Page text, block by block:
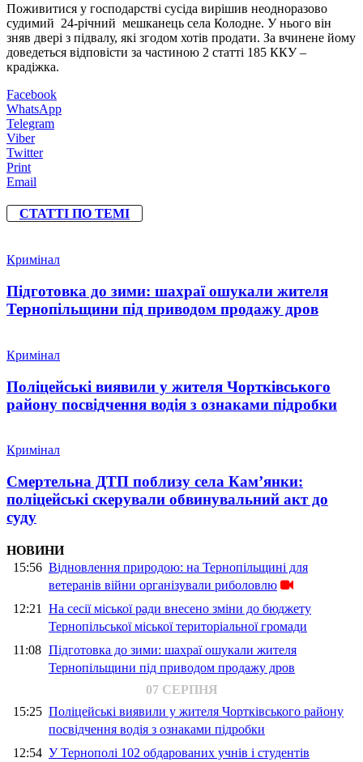
Поживитися у господарстві сусіда вирішив неодноразово
судимий 24-річний мешканець села Колодне. У нього він
зняв двері з підвалу, які згодом хотів продати. За вчинене йому
доведеться відповісти за частиною 2 статті 185 ККУ –
крадіжка.
Facebook
WhatsApp
Telegram
Viber
Twitter
Print
Email
СТАТТІ ПО ТЕМІ
Кримінал
Підготовка до зими: шахраї ошукали жителя
Тернопільщини під приводом продажу дров
Кримінал
Поліцейські виявили у жителя Чортківського
району посвідчення водія з ознаками підробки
Кримінал
Смертельна ДТП поблизу села Кам’янки:
поліцейські скерували обвинувальний акт до
суду
НОВИНИ
15:56 Відновлення природою: на Тернопільщині для
ветеранів війни організували риболовлю
12:21 На сесії міської ради внесено зміни до бюджету
Тернопільської міської територіальної громади
11:08 Підготовка до зими: шахраї ошукали жителя
Тернопільщини під приводом продажу дров
07 СЕРПНЯ
15:25 Поліцейські виявили у жителя Чортківського району
посвідчення водія з ознаками підробки
12:54 У Тернополі 102 обдарованих учнів і студентів